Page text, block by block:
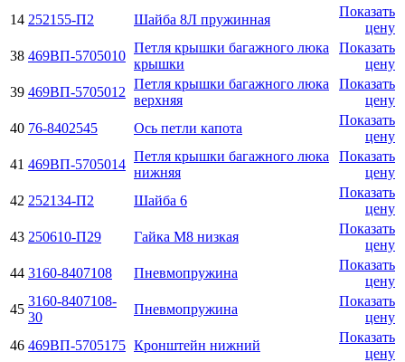
14 252155-П2 Шайба 8Л пружинная
Показать
цену
38 469ВП-5705010
Петля крышки багажного люка
крышки
Показать
цену
39 469ВП-5705012
Петля крышки багажного люка
верхняя
Показать
цену
40 76-8402545 Ось петли капота
Показать
цену
41 469ВП-5705014
Петля крышки багажного люка
нижняя
Показать
цену
42 252134-П2 Шайба 6
Показать
цену
43 250610-П29 Гайка М8 низкая
Показать
цену
44 3160-8407108 Пневмопружина
Показать
цену
45
3160-8407108-
30
Пневмопружина
Показать
цену
46 469ВП-5705175 Кронштейн нижний
Показать
цену